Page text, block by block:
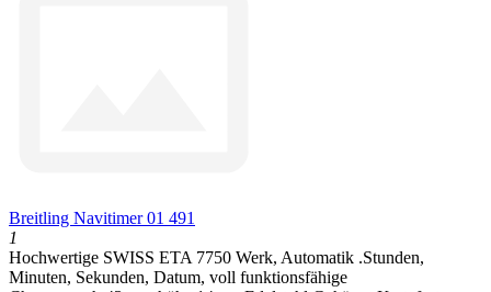
Breitling Navitimer 01 491
1
Hochwertige SWISS ETA 7750 Werk, Automatik .Stunden,
Minuten, Sekunden, Datum, voll funktionsfähige